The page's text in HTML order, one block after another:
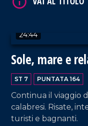
24:44
Sole, mare e
ST 7 PUNTATA 164
Continua il viaggio
calabresi. Risate,
turisti e bagnanti.
VAI AL TITOLO